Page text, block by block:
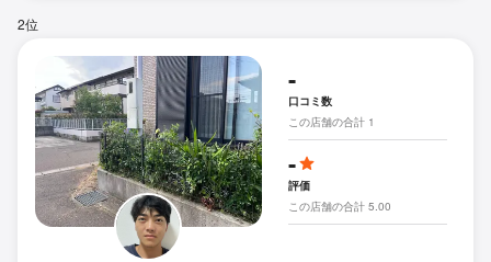
2位
-
口コミ数
この店舗の合計 1
-
評価
この店舗の合計 5.00